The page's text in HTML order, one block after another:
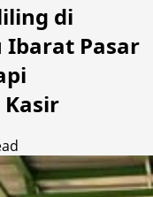
di
Ibarat Pasar